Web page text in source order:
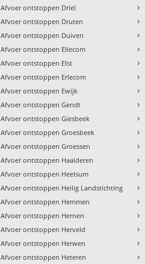
Afvoer ontstoppen Driel
Afvoer ontstoppen Druten
Afvoer ontstoppen Duiven
Afvoer ontstoppen Ellecom
Afvoer ontstoppen Elst
Afvoer ontstoppen Erlecom
Afvoer ontstoppen Ewijk
Afvoer ontstoppen Gendt
Afvoer ontstoppen Giesbeek
Afvoer ontstoppen Groesbeek
Afvoer ontstoppen Groessen
Afvoer ontstoppen Haalderen
Afvoer ontstoppen Heelsum
Afvoer ontstoppen Heilig Landstichting
Afvoer ontstoppen Hemmen
Afvoer ontstoppen Hernen
Afvoer ontstoppen Herveld
Afvoer ontstoppen Herwen
Afvoer ontstoppen Heteren
›
›
›
›
›
›
›
›
›
›
›
›
›
›
›
›
›
›
›